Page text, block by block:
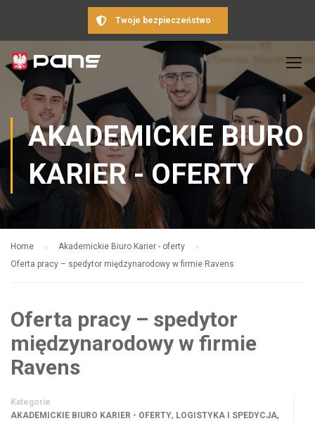
Twoje bezpieczeństwo
AKADEMICKIE BIURO
KARIER - OFERTY
Home
Akademickie Biuro Karier - oferty
Oferta pracy – spedytor międzynarodowy w firmie Ravens
Oferta pracy – spedytor
międzynarodowy w firmie
Ravens
Kategorie
AKADEMICKIE BIURO KARIER - OFERTY, LOGISTYKA I SPEDYCJA,